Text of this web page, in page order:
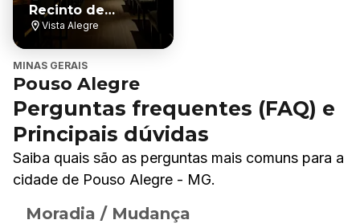
Recinto de
Eventos - Festa
alegre
Vista Alegre
MINAS GERAIS
Pouso Alegre
Perguntas frequentes (FAQ) e
Principais dúvidas
Saiba quais são as perguntas mais comuns para a
cidade de Pouso Alegre - MG.
Moradia / Mudança